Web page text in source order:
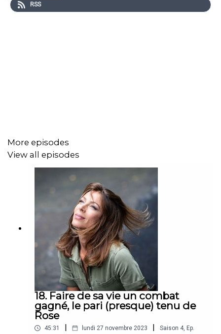
avis tranchés et renseignés sur tout, et n’a jamais de
RSS
More episodes
View all episodes
18. Faire de sa vie un combat
gagné, le pari (presque) tenu de
Rose
45:31 | lundi 27 novembre 2023 | Saison 4, Ep.